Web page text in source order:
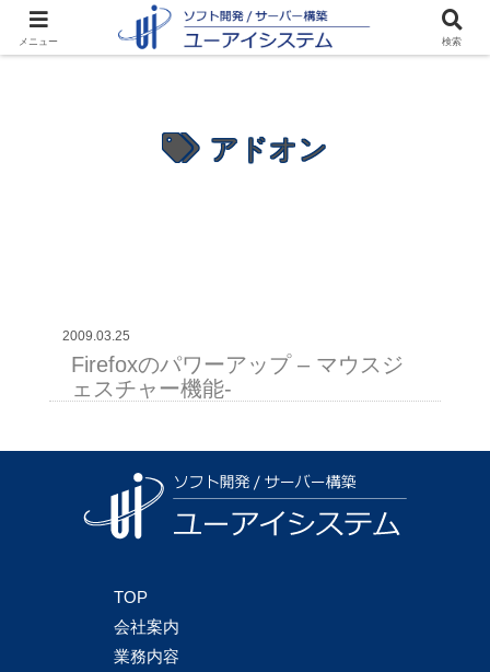
アドオン
2009.03.25
Firefoxのパワーアップ – マウスジ
ェスチャー機能-
TOP
会社案内
業務内容
メニュー 検索